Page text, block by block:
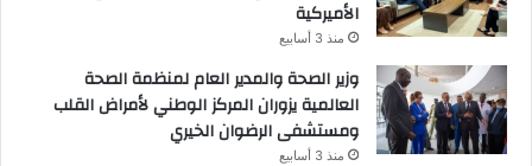
الأميركية
منذ 3 أسابيع
وزير الصحة والمدير العام لمنظمة الصحة
العالمية يزوران المركز الوطني لأمراض القلب
ومستشفى الرضوان الخيري
منذ 3 أسابيع